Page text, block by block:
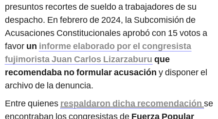
presuntos recortes de sueldo a trabajadores de su
despacho. En febrero de 2024, la Subcomisión de
Acusaciones Constitucionales aprobó con 15 votos a
favor un informe elaborado por el congresista
fujimorista Juan Carlos Lizarzaburu que
recomendaba no formular acusación y disponer el
archivo de la denuncia.
Entre quienes respaldaron dicha recomendación se
encontraban los congresistas de Fuerza Popular